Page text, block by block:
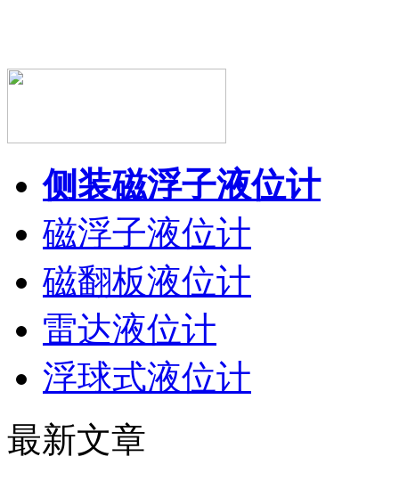
侧装磁浮子液位计
磁浮子液位计
磁翻板液位计
雷达液位计
浮球式液位计
最新文章